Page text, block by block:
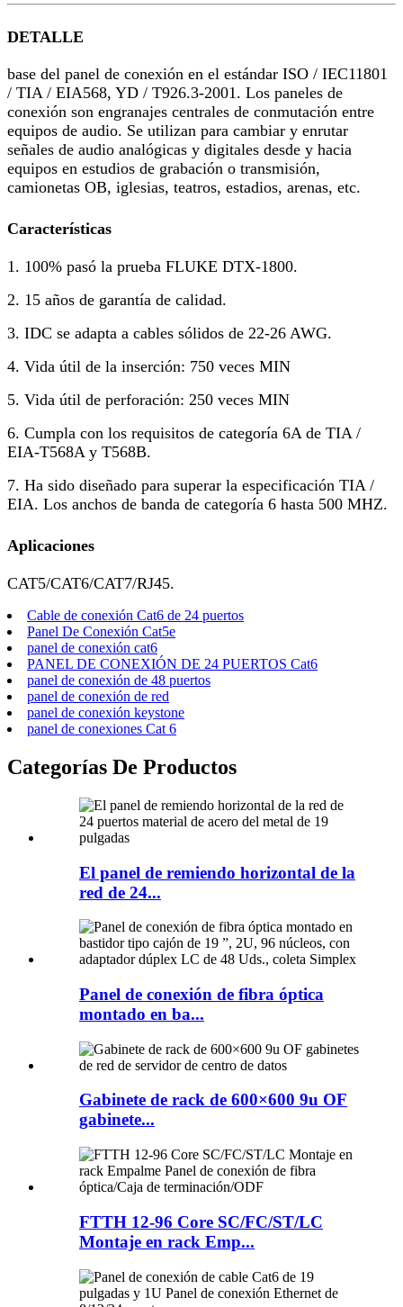
DETALLE
base del panel de conexión en el estándar ISO / IEC11801
/ TIA / EIA568, YD / T926.3-2001. Los paneles de
conexión son engranajes centrales de conmutación entre
equipos de audio. Se utilizan para cambiar y enrutar
señales de audio analógicas y digitales desde y hacia
equipos en estudios de grabación o transmisión,
camionetas OB, iglesias, teatros, estadios, arenas, etc.
Características
1. 100% pasó la prueba FLUKE DTX-1800.
2. 15 años de garantía de calidad.
3. IDC se adapta a cables sólidos de 22-26 AWG.
4. Vida útil de la inserción: 750 veces MIN
5. Vida útil de perforación: 250 veces MIN
6. Cumpla con los requisitos de categoría 6A de TIA /
EIA-T568A y T568B.
7. Ha sido diseñado para superar la especificación TIA /
EIA. Los anchos de banda de categoría 6 hasta 500 MHZ.
Aplicaciones
CAT5/CAT6/CAT7/RJ45.
Cable de conexión Cat6 de 24 puertos
Panel De Conexión Cat5e
panel de conexión cat6
PANEL DE CONEXIÓN DE 24 PUERTOS Cat6
panel de conexión de 48 puertos
panel de conexión de red
panel de conexión keystone
panel de conexiones Cat 6
Categorías De Productos
El panel de remiendo horizontal de la
red de 24...
Panel de conexión de fibra óptica
montado en ba...
Gabinete de rack de 600×600 9u OF
gabinete...
FTTH 12-96 Core SC/FC/ST/LC
Montaje en rack Emp...